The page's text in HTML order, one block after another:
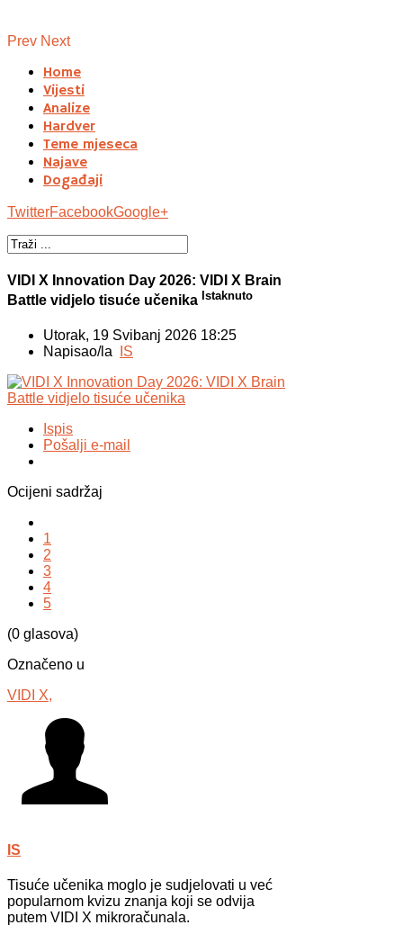
Prev Next
Home
Vijesti
Analize
Hardver
Teme mjeseca
Najave
Događaji
TwitterFacebookGoogle+
VIDI X Innovation Day 2026: VIDI X Brain
Battle vidjelo tisuće učenika Istaknuto
Utorak, 19 Svibanj 2026 18:25
Napisao/la
IS
Ispis
Pošalji e-mail
Ocijeni sadržaj
1
2
3
4
5
(0 glasova)
Označeno u
VIDI X,
IS
Tisuće učenika moglo je sudjelovati u već
popularnom kvizu znanja koji se odvija
putem VIDI X mikroračunala.